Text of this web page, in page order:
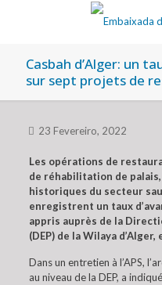
Casbah d’Alger: un
sur sept projets de
23 Fevereiro, 2022
Les opérations de
de réhabilitation de
historiques du secteur
enregistrent un taux
appris auprès de la
(DEP) de la Wilaya
Dans un entretien à l’APS,
au niveau de la DEP, a